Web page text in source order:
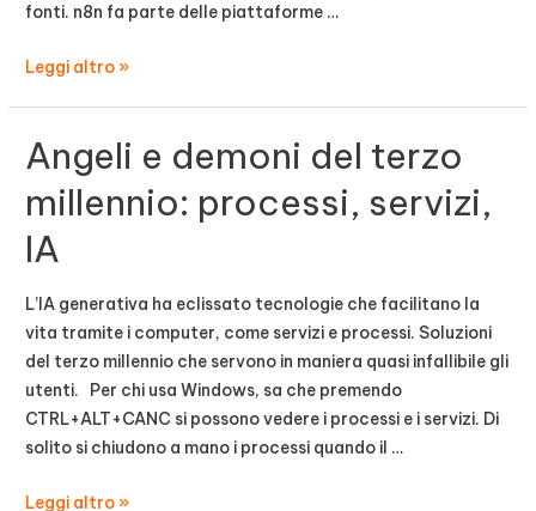
fonti. n8n fa parte delle piattaforme …
Impianto
n8n
Leggi altro »
Angeli e demoni del terzo
millennio: processi, servizi,
IA
L’IA generativa ha eclissato tecnologie che facilitano la
vita tramite i computer, come servizi e processi. Soluzioni
del terzo millennio che servono in maniera quasi infallibile gli
utenti. Per chi usa Windows, sa che premendo
CTRL+ALT+CANC si possono vedere i processi e i servizi. Di
solito si chiudono a mano i processi quando il …
Angeli
Leggi altro »